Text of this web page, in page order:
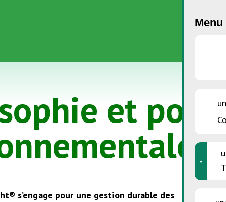
et
s’engage pour une gestion durable des
-